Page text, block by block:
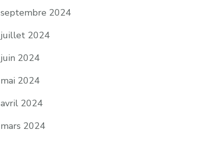
septembre 2024
juillet 2024
juin 2024
mai 2024
avril 2024
mars 2024